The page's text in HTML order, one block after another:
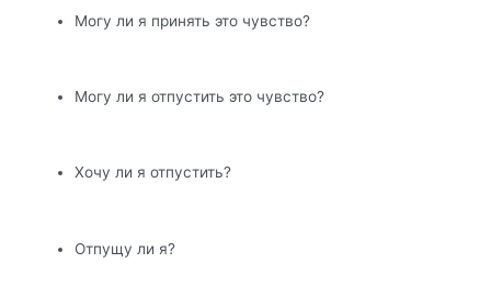
Могу ли я принять это чувство?
Могу ли я отпустить это чувство?
Хочу ли я отпустить?
Отпущу ли я?